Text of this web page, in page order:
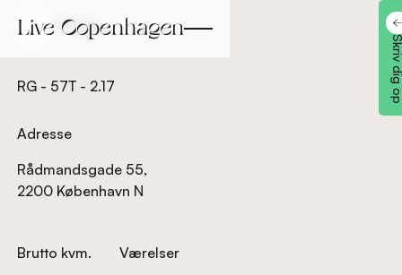
Tilbage
RG - 57T - 2.17
Adresse
Rådmandsgade 55,
2200 København N
Brutto kvm. Værelser